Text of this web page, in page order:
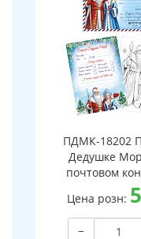
ПДМК-18202
Дедушке
почтовом
(конверт, письмо
и раскраской на
вырубная
Цена розн:
−